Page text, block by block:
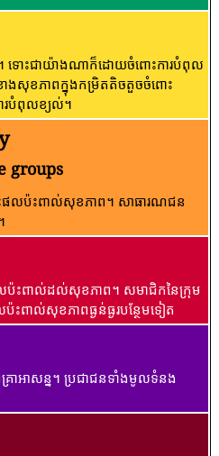
ោះជាយ៉ាងណាក៏ដោយចំពោះការបំពុល
ាងសុខភាពក្នុងកម្រិតតិចតួចចំពោះ
របំពុលខ្យល់។
groups
ផលប៉ះពាល់សុខភាព។ សាធារណជន​
លប៉ះពាល់ដល់សុខភាព។ សមាជិកនៃក្រុម
ពាល់សុខភាពធ្ងន់ធ្ងរបន្ថែមទៀត
រាអាសន្ន។ ប្រជាជនទាំងមូលទំនង